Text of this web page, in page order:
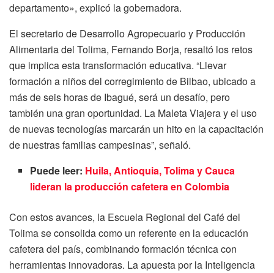
departamento», explicó la gobernadora.
El secretario de Desarrollo Agropecuario y Producción
Alimentaria del Tolima, Fernando Borja, resaltó los retos
que implica esta transformación educativa. “Llevar
formación a niños del corregimiento de Bilbao, ubicado a
más de seis horas de Ibagué, será un desafío, pero
también una gran oportunidad. La Maleta Viajera y el uso
de nuevas tecnologías marcarán un hito en la capacitación
de nuestras familias campesinas”, señaló.
Puede leer: Huila, Antioquia, Tolima y Cauca
lideran la producción cafetera en Colombia
Con estos avances, la Escuela Regional del Café del
Tolima se consolida como un referente en la educación
cafetera del país, combinando formación técnica con
herramientas innovadoras. La apuesta por la Inteligencia